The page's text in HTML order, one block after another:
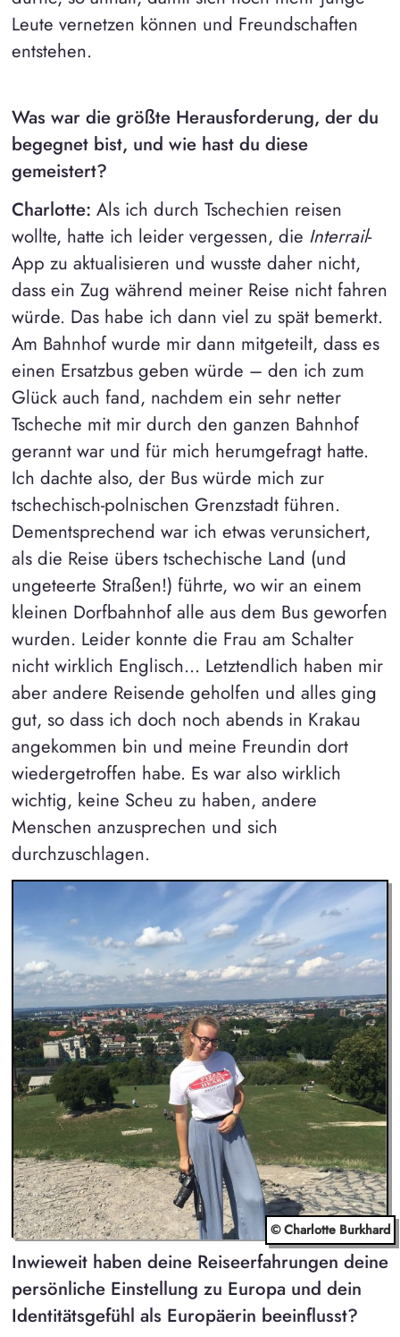
Leute vernetzen können und Freundschaften
entstehen.
Was war die größte Herausforderung, der du
begegnet bist, und wie hast du diese
gemeistert?
Charlotte: Als ich durch Tschechien reisen
wollte, hatte ich leider vergessen, die Interrail-
App zu aktualisieren und wusste daher nicht,
dass ein Zug während meiner Reise nicht fahren
würde. Das habe ich dann viel zu spät bemerkt.
Am Bahnhof wurde mir dann mitgeteilt, dass es
einen Ersatzbus geben würde – den ich zum
Glück auch fand, nachdem ein sehr netter
Tscheche mit mir durch den ganzen Bahnhof
gerannt war und für mich herumgefragt hatte.
Ich dachte also, der Bus würde mich zur
tschechisch-polnischen Grenzstadt führen.
Dementsprechend war ich etwas verunsichert,
als die Reise übers tschechische Land (und
ungeteerte Straßen!) führte, wo wir an einem
kleinen Dorfbahnhof alle aus dem Bus geworfen
wurden. Leider konnte die Frau am Schalter
nicht wirklich Englisch... Letztendlich haben mir
aber andere Reisende geholfen und alles ging
gut, so dass ich doch noch abends in Krakau
angekommen bin und meine Freundin dort
wiedergetroffen habe. Es war also wirklich
wichtig, keine Scheu zu haben, andere
Menschen anzusprechen und sich
durchzuschlagen.
© Charlotte Burkhard
Inwieweit haben deine Reiseerfahrungen deine
persönliche Einstellung zu Europa und dein
Identitätsgefühl als Europäerin beeinflusst?